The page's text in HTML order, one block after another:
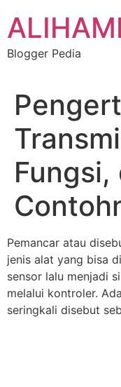
content
Blogger Pedia
Fungsi,
Pemancar atau
jenis alat yang bisa
sensor lalu menjadi
melalui kontroler.
seringkali disebut